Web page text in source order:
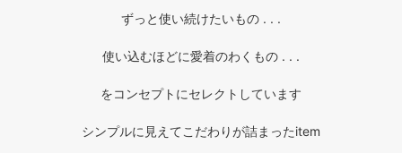
ずっと使い続けたいもの . . .
使い込むほどに愛着のわくもの . . .
をコンセプトにセレクトしています
シンプルに見えてこだわりが詰まったitem